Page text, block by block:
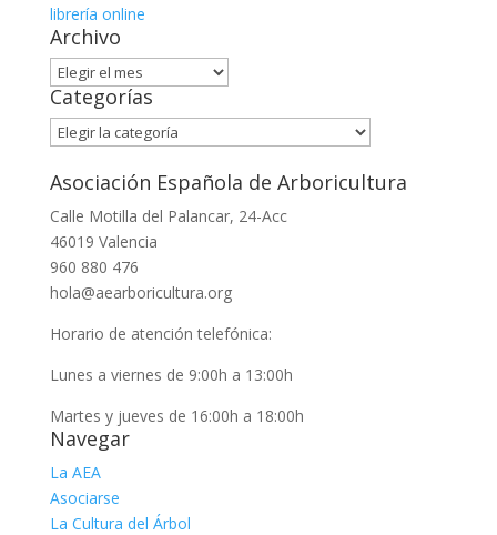
librería online
Archivo
Archivo
Categorías
Categorías
Asociación Española de Arboricultura
Calle Motilla del Palancar, 24-Acc
46019 Valencia
960 880 476
hola@aearboricultura.org
Horario de atención telefónica:
Lunes a viernes de 9:00h a 13:00h
Martes y jueves de 16:00h a 18:00h
Navegar
La AEA
Asociarse
La Cultura del Árbol